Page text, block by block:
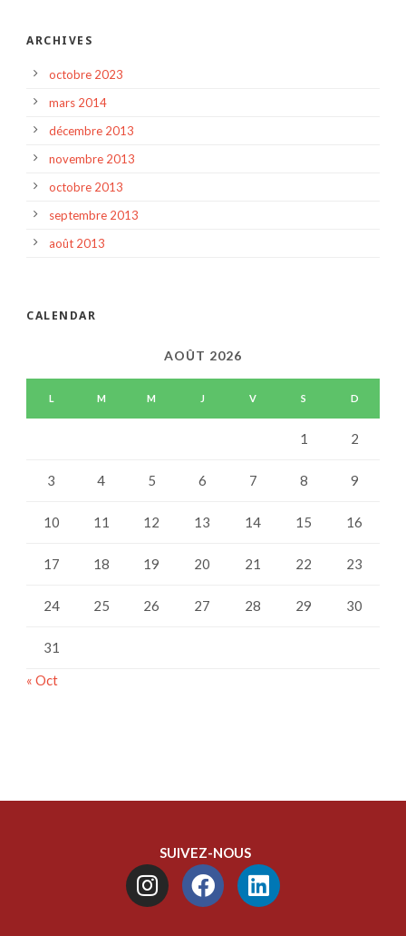
ARCHIVES
octobre 2023
mars 2014
décembre 2013
novembre 2013
octobre 2013
septembre 2013
août 2013
CALENDAR
AOÛT 2026
L M M J V S D
1 2
3 4 5 6 7 8 9
10 11 12 13 14 15 16
17 18 19 20 21 22 23
24 25 26 27 28 29 30
31
« Oct
SUIVEZ-NOUS